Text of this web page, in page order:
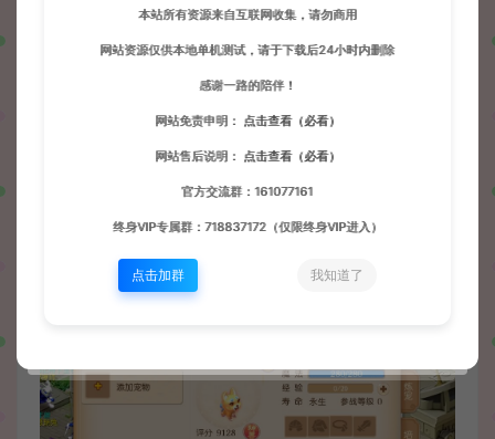
本站所有资源来自互联网收集，请勿商用
网站资源仅供本地单机测试，请于下载后24小时内删除
感谢一路的陪伴！
网站免责申明： 点击查看（必看）
网站售后说明： 点击查看（必看）
官方交流群：161077161
终身VIP专属群：718837172（仅限终身VIP进入）
点击加群 我知道了